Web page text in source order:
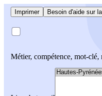
Imprimer Besoin d'aide sur
Métier, compétence, mot-